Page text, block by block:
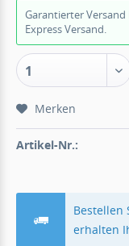
Garantierter Versand
Express Versand.
1
Merken
Artikel-Nr.:
erhalten